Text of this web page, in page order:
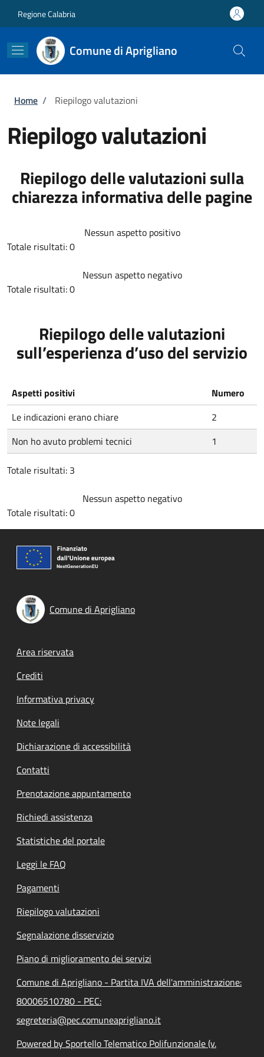
Regione Calabria
Comune di Aprigliano
Briciole di pane
Home / Riepilogo valutazioni
Riepilogo valutazioni
Riepilogo delle valutazioni sulla
chiarezza informativa delle pagine
Nessun aspetto positivo
Totale risultati: 0
Nessun aspetto negativo
Totale risultati: 0
Riepilogo delle valutazioni
sull’esperienza d’uso del servizio
Aspetti positivi
Numero
Le indicazioni erano chiare
2
Non ho avuto problemi tecnici
1
Totale risultati: 3
Nessun aspetto negativo
Totale risultati: 0
Comune di Aprigliano
Footer menu
Area riservata
Crediti
Informativa privacy
Note legali
Dichiarazione di accessibilità
Contatti
Prenotazione appuntamento
Richiedi assistenza
Statistiche del portale
Leggi le FAQ
Pagamenti
Riepilogo valutazioni
Segnalazione disservizio
Piano di miglioramento dei servizi
Comune di Aprigliano - Partita IVA dell'amministrazione:
80006510780 - PEC:
segreteria@pec.comuneaprigliano.it
Powered by Sportello Telematico Polifunzionale (v.